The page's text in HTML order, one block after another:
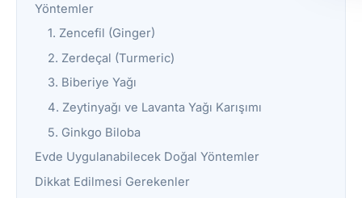
Yöntemler
1. Zencefil (Ginger)
2. Zerdeçal (Turmeric)
3. Biberiye Yağı
4. Zeytinyağı ve Lavanta Yağı Karışımı
5. Ginkgo Biloba
Evde Uygulanabilecek Doğal Yöntemler
Dikkat Edilmesi Gerekenler